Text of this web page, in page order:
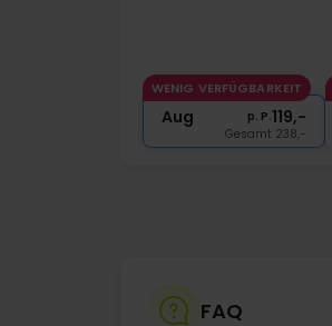
WENIG VERFÜGBARKEIT
Aug p. P.119,-
Gesamt 238,-
FAQ